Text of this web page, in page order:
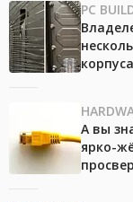
PC
А вы
ярко-